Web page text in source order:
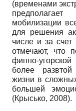
(временами
мобилизации
для решения
числе и за счет
отмечают, что
фин­но-
более
жизни в
большей
(Крысько, 2008).